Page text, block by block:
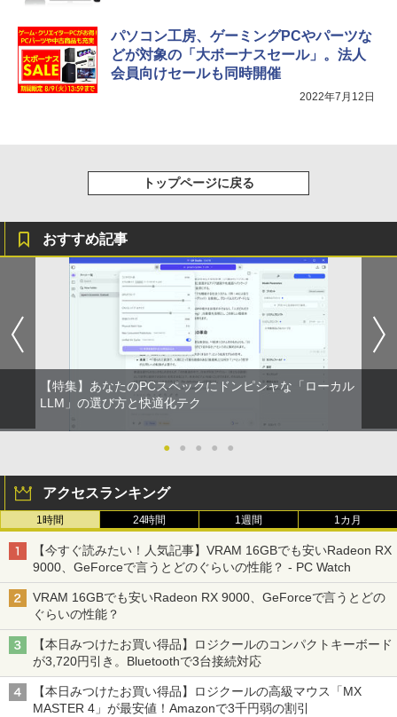
￥9,999
HP P224 LED液晶モニター 21.5インチワ
チ VESA準拠【中古】
￥3,480
パソコン工房、ゲーミングPCやパーツな
どが対象の「大ボーナスセール」。法人
会員向けセールも同時開催
2022年7月12日
トップページに戻る
おすすめ記事
【特集】あなたのPCスペックにドンピシャな「ローカル
LLM」の選び方と快適化テク
● ● ● ● ●
アクセスランキング
1時間 24時間 1週間 1カ月
【今すぐ読みたい！人気記事】VRAM 16GBでも安いRadeon RX
9000、GeForceで言うとどのぐらいの性能？ - PC Watch
VRAM 16GBでも安いRadeon RX 9000、GeForceで言うとどの
ぐらいの性能？
【本日みつけたお買い得品】ロジクールのコンパクトキーボード
が3,720円引き。Bluetoothで3台接続対応
【本日みつけたお買い得品】ロジクールの高級マウス「MX
MASTER 4」が最安値！Amazonで3千円弱の割引